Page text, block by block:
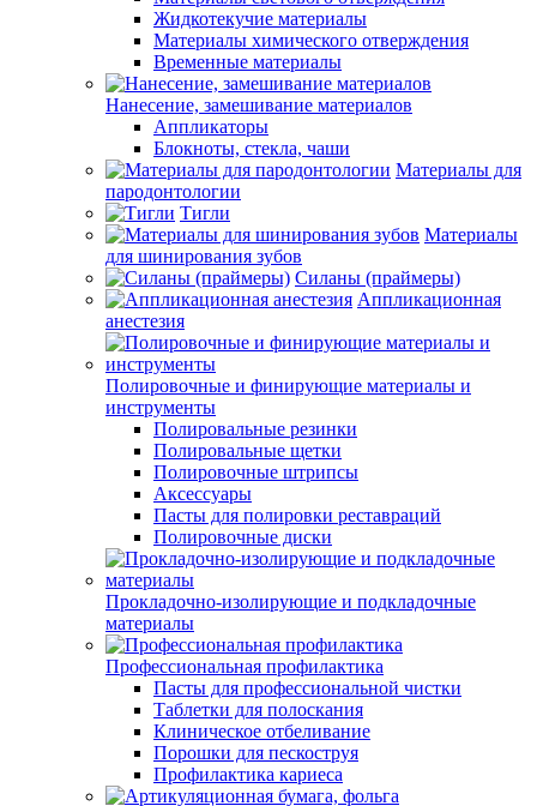
Жидкотекучие материалы
Материалы химического отверждения
Временные материалы
Нанесение, замешивание материалов
Аппликаторы
Блокноты, стекла, чаши
Материалы для
пародонтологии
Тигли
Материалы
для шинирования зубов
Силаны (праймеры)
Аппликационная
анестезия
Полировочные и финирующие материалы и
инструменты
Полировальные резинки
Полировальные щетки
Полировочные штрипсы
Аксессуары
Пасты для полировки реставраций
Полировочные диски
Прокладочно-изолирующие и подкладочные
материалы
Профессиональная профилактика
Пасты для профессиональной чистки
Таблетки для полоскания
Клиническое отбеливание
Порошки для пескоструя
Профилактика кариеса